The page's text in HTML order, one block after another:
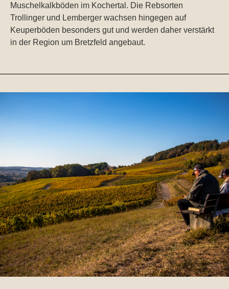
Muschelkalkböden im Kochertal. Die Rebsorten
Trollinger und Lemberger wachsen hingegen auf
Keuperböden besonders gut und werden daher verstärkt
in der Region um Bretzfeld angebaut.